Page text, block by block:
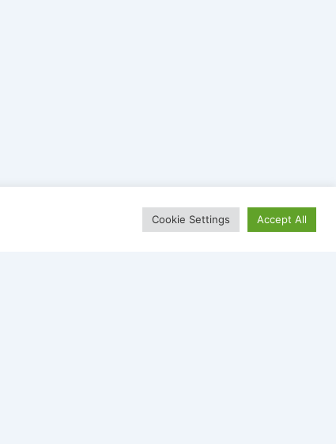
Cookie Settings Accept All